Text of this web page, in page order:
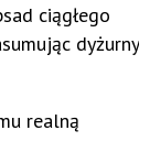
ciągłego
dyżurny
realną